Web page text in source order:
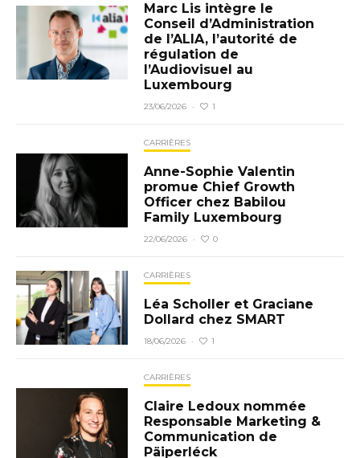
Marc Lis intègre le
Conseil d’Administration
de l’ALIA, l’autorité de
régulation de
l’Audiovisuel au
Luxembourg
23/06/2026 · 1
CARRIÈRES
Anne-Sophie Valentin
promue Chief Growth
Officer chez Babilou
Family Luxembourg
22/06/2026 · 0
CARRIÈRES
Léa Scholler et Graciane
Dollard chez SMART
18/06/2026 · 1
CARRIÈRES
Claire Ledoux nommée
Responsable Marketing &
Communication de
Päiperléck